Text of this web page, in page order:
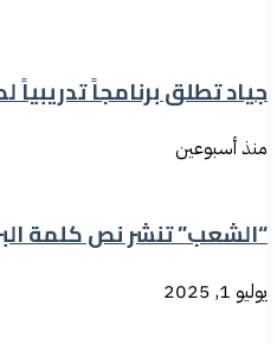
جياد تطلق برنامجاً تدريبياً
منذ أسبوعين
“الشعب” تنشر نص كلمة
يوليو 1, 2025